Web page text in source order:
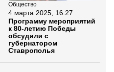
Общество
4 марта 2025, 16:27
Программу мероприятий
к 80-летию Победы
обсудили с
губернатором
Ставрополья